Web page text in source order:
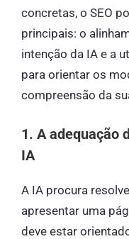
concretas, o SEO
principais: o
intenção da IA e a
para orientar os
compreensão da
1. A adequação
IA
A IA procura
apresentar uma
deve estar